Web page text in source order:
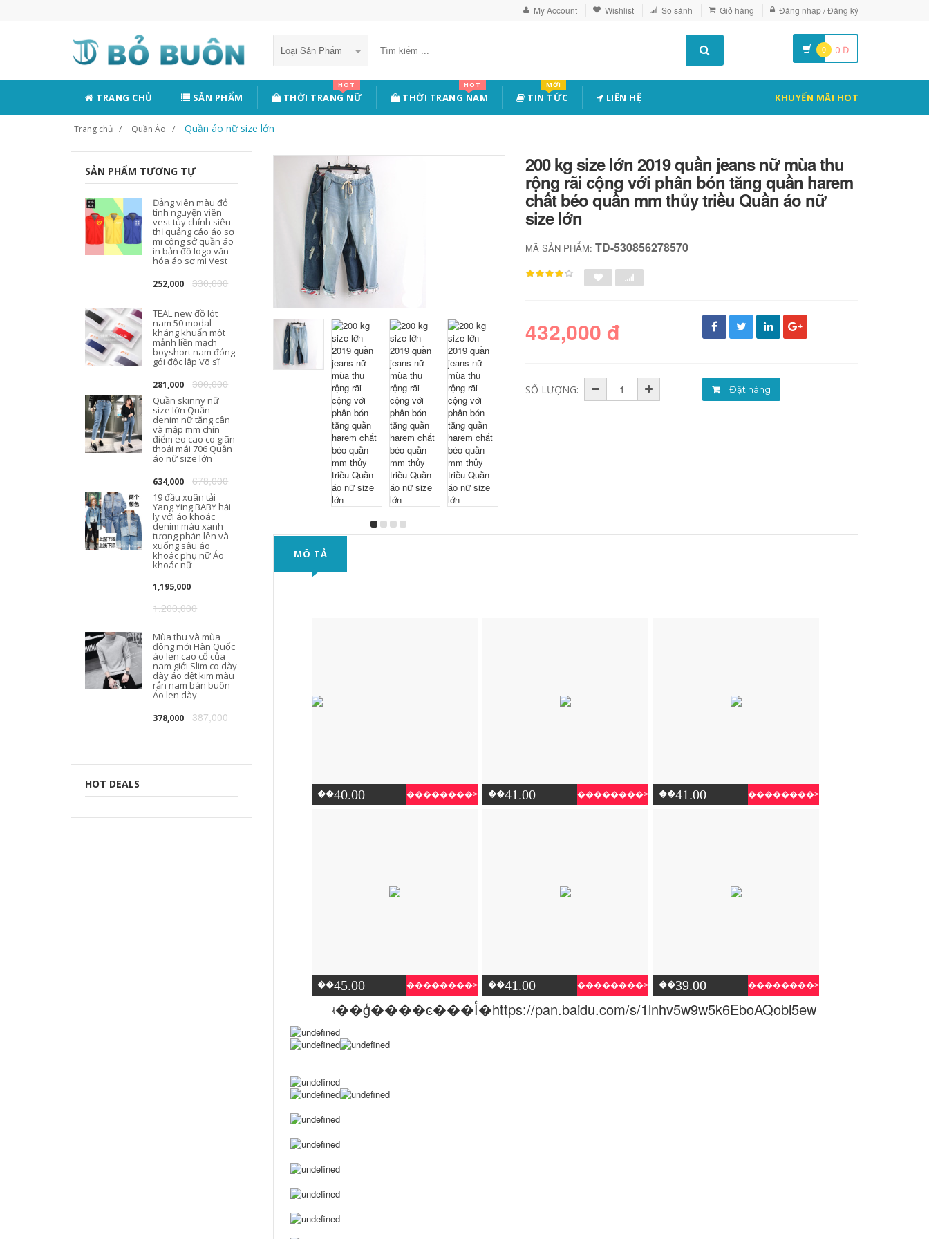
My Account Wishlist So sánh Giỏ hàng Đăng nhập / Đăng ký
Loại Sản Phẩm 0 0 Đ
TRANG CHỦ SẢN PHẨM THỜI TRANG NỮ
HOT
THỜI TRANG NAM
HOT
TIN TỨC
MỚI
LIÊN HỆ KHUYẾN MÃI HOT
Trang chủ Quần Áo Quần áo nữ size lớn
SẢN PHẨM TƯƠNG TỰ
Đảng viên màu đỏ
tình nguyện viên
vest tùy chỉnh siêu
thị quảng cáo áo sơ
mi công sở quần áo
in bản đồ logo văn
hóa áo sơ mi Vest
252,000 330,000
TEAL new đồ lót
nam 50 modal
kháng khuẩn một
mảnh liền mạch
boyshort nam đóng
gói độc lập Võ sĩ
281,000 300,000
Quần skinny nữ
size lớn Quần
denim nữ tăng cân
và mập mm chín
điểm eo cao co giãn
thoải mái 706 Quần
áo nữ size lớn
634,000 678,000
19 đầu xuân tải
Yang Ying BABY hải
ly với áo khoác
denim màu xanh
tương phản lên và
xuống sâu áo
khoác phụ nữ Áo
khoác nữ
1,195,000
1,200,000
Mùa thu và mùa
đông mới Hàn Quốc
áo len cao cổ của
nam giới Slim co dày
dày áo dệt kim màu
rắn nam bán buôn
Áo len dày
378,000 387,000
HOT DEALS
200 kg size lớn 2019 quần jeans nữ mùa thu
rộng rãi cộng với phân bón tăng quần harem
chất béo quần mm thủy triều Quần áo nữ
size lớn
MÃ SẢN PHẨM:TD-530856278570
432,000 đ
SỐ LƯỢNG: Đặt hàng
MÔ TẢ
��40.00 ��������> ��41.00 ��������> ��41.00 ��������>
��45.00 ��������> ��41.00 ��������> ��39.00 ��������>
ʵ��ģ����ͼ���أ�https://pan.baidu.com/s/1lnhv5w9w5k6EboAQobl5ew